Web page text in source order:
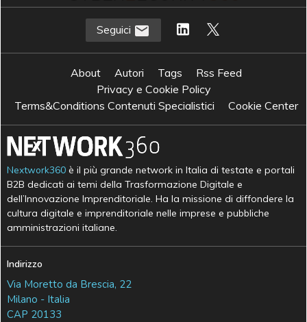
Seguici
About Autori Tags
Rss Feed
Privacy e Cookie Policy
Terms&Conditions Contenuti Specialistici
Cookie Center
Nextwork360 è il più grande network in Italia di testate e portali
B2B dedicati ai temi della Trasformazione Digitale e
dell’Innovazione Imprenditoriale. Ha la missione di diffondere la
cultura digitale e imprenditoriale nelle imprese e pubbliche
amministrazioni italiane.
Indirizzo
Via Moretto da Brescia, 22
Milano - Italia
CAP 20133